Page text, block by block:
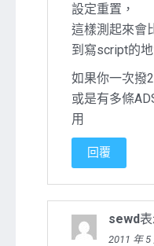
設定重置，
這樣測起來會
到寫script的地
如果你一次撥
或是有多條
用
回覆
sewd
2011 年 5